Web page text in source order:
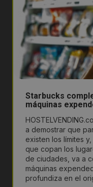
Starbucks
máquinas
a demostrar que
existen los límites
que copan los
de ciudades, va a
máquinas
profundiza en el